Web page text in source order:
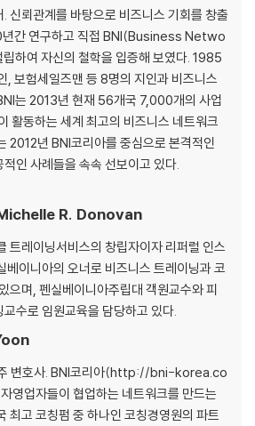
시나요? 과거와의 접속
위, 가족에게 말하라
트를 짜라
의 문을 여는 5가지 방법
라. 어떻게?
겨라
면
?
파트너를 찾아라
사로 얼굴을 알려라
때는 명함을 빼라
장, 그리고 정기적으로
써라
만드는 24시간 ‘ON’ 상태
신뢰관계를 바탕으로 비즈니스 기회를 창출
년간 연구하고 직접 BNI(Business Netwo
하여 자신의 철학을 입증해 보였다. 1985
, 보험세일즈맨 등 8명의 지인과 비즈니스
는 2013년 현재 56개국 7,000개의 사업
활동하는 세계 최고의 비즈니스 네트워크
2012년 BNI코리아를 중심으로 본격적인
인 사례들을 속속 선보이고 있다.
Michelle R. Donovan
트레이닝서비스의 창립자이자 리퍼럴 인스
베이니아의 오너로 비즈니스 트레이닝과 코
으며, 펜실베이니아주립대 객원교수와 피
수로 임원교육을 담당하고 있다.
주 변호사. BNI코리아(http://bni-korea.co
영업자들이 협업하는 네트워크를 만드는
최고 코칭펌 중 하나인 코칭경영원의 파트